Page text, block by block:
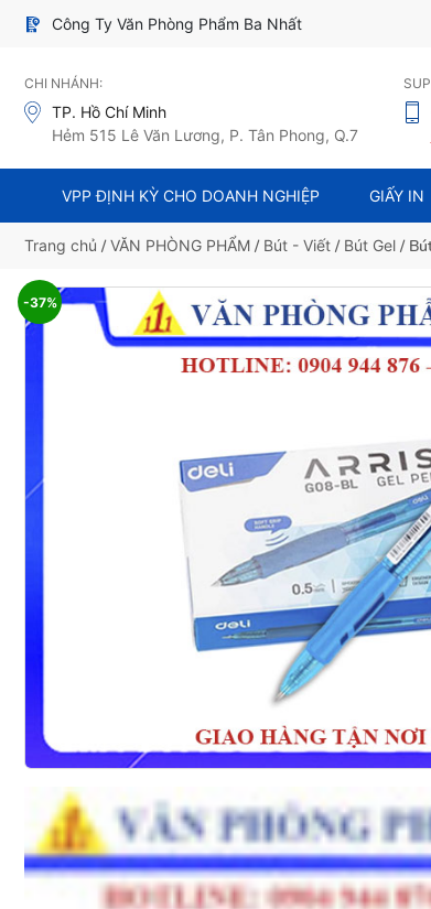
Công Ty Văn Phòng Phẩm Ba Nhất
CHI NHÁNH:
TP. Hồ Chí Minh
Hẻm 515 Lê Văn Lương, P. Tân Phong, Q.7
VPP ĐỊNH KỲ CHO DOANH NGHIỆP GIẤY IN
Trang chủ /VĂN PHÒNG PHẨM / Bút - Viết / Bút Gel /
-37%